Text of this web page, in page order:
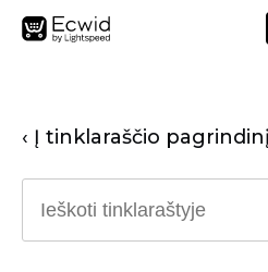
‹ Į tinklaraščio